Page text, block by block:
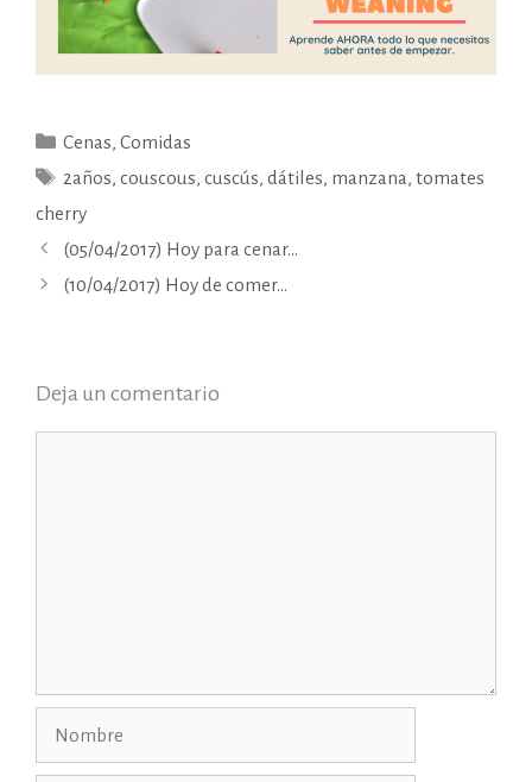
Categorías
Cenas,Comidas
Etiquetas
2años,couscous,cuscús,dátiles, manzana,tomates
cherry
(05/04/2017) Hoy para cenar…
(10/04/2017) Hoy de comer…
Deja un comentario